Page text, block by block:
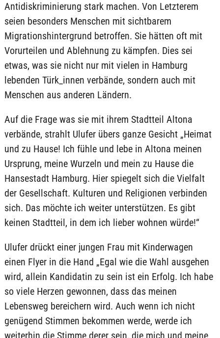
Antidiskriminierung stark machen. Von Letzterem
seien besonders Menschen mit sichtbarem
Migrationshintergrund betroffen. Sie hätten oft mit
Vorurteilen und Ablehnung zu kämpfen. Dies sei
etwas, was sie nicht nur mit vielen in Hamburg
lebenden Türk_innen verbände, sondern auch mit
Menschen aus anderen Ländern.
Auf die Frage was sie mit ihrem Stadtteil Altona
verbände, strahlt Ulufer übers ganze Gesicht „Heimat
und zu Hause! Ich fühle und lebe in Altona meinen
Ursprung, meine Wurzeln und mein zu Hause die
Hansestadt Hamburg. Hier spiegelt sich die Vielfalt
der Gesellschaft. Kulturen und Religionen verbinden
sich. Das möchte ich weiter unterstützen. Es gibt
keinen Stadtteil, in dem ich lieber wohnen würde!“
Ulufer drückt einer jungen Frau mit Kinderwagen
einen Flyer in die Hand „Egal wie die Wahl ausgehen
wird, allein Kandidatin zu sein ist ein Erfolg. Ich habe
so viele Herzen gewonnen, dass das meinen
Lebensweg bereichern wird. Auch wenn ich nicht
genügend Stimmen bekommen werde, werde ich
weiterhin die Stimme derer sein, die mich und meine